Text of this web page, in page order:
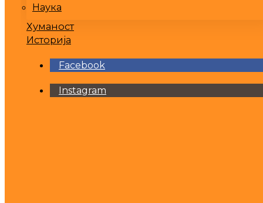
Наука
Хуманост
Историја
Facebook
Instagram